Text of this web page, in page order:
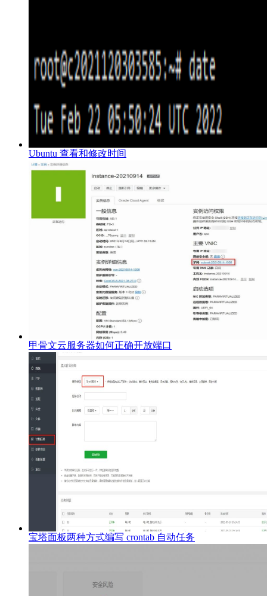
Ubuntu 查看和修改时间
甲骨文云服务器如何正确开放端口
宝塔面板两种方式编写 crontab 自动任务